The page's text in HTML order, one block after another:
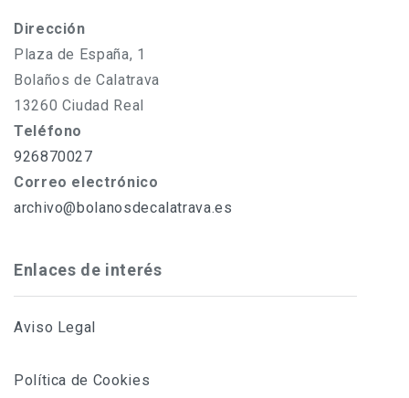
Dirección
Plaza de España, 1
Bolaños de Calatrava
13260 Ciudad Real
Teléfono
926870027
Correo electrónico
archivo@bolanosdecalatrava.es
Enlaces de interés
Aviso Legal
Política de Cookies